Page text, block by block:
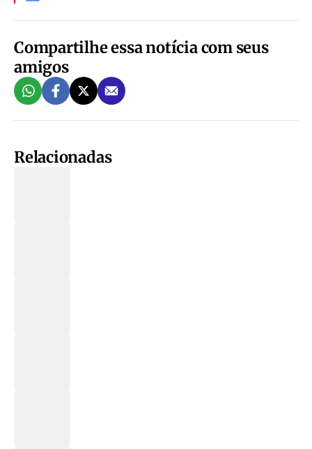
Compartilhe essa notícia com seus
amigos
Relacionadas